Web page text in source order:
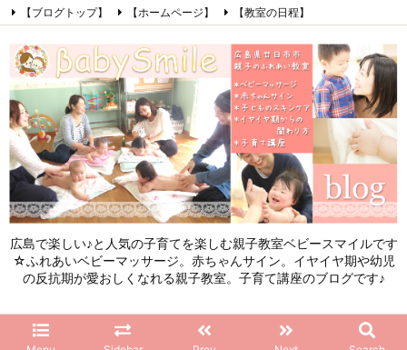
広島で楽しい♪と人気の子育てを楽しむ親子教室ベビースマイルです
☆ふれあいベビーマッサージ。赤ちゃんサイン。イヤイヤ期や幼児
の反抗期が愛おしくなれる親子教室。子育て講座のブログです♪
【ブログトップ】 【ホームページ】
【教室の日程】
【初めてこのブログを見る方へ】
Facebook Instagram
LINE
RSS
Feedly